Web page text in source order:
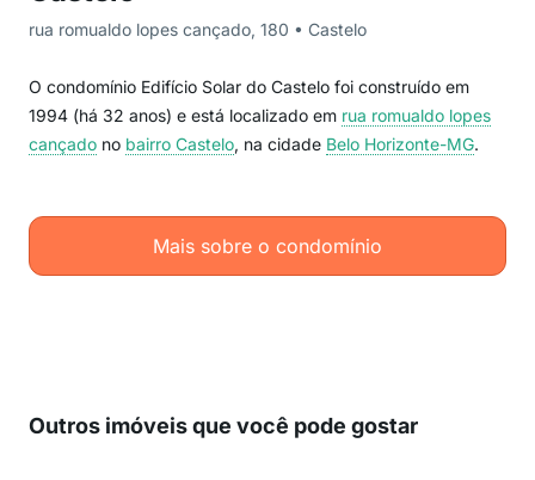
rua romualdo lopes cançado, 180 • Castelo
O condomínio Edifício Solar do Castelo foi construído em
1994 (há 32 anos) e está localizado em rua romualdo lopes
cançado no bairro Castelo, na cidade Belo Horizonte-MG.
Mais sobre o condomínio
Outros imóveis que você pode gostar